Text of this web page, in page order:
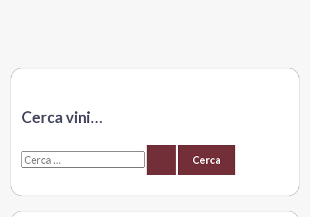
dei
Bottari
Cerca vini…
C
r